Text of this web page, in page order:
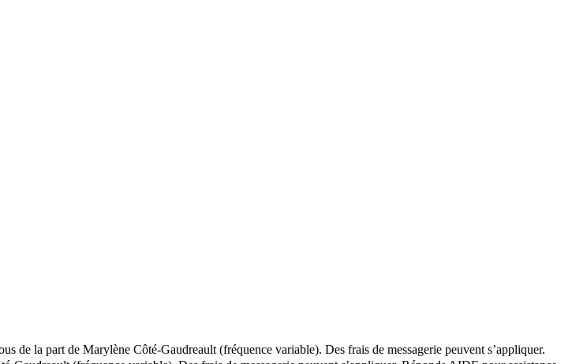
de la part de Marylène Côté-Gaudreault (fréquence variable). Des frais de messagerie peuvent s’appliquer.